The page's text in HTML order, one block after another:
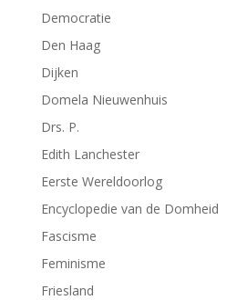
Democratie
Den Haag
Dijken
Domela Nieuwenhuis
Drs. P.
Edith Lanchester
Eerste Wereldoorlog
Encyclopedie van de Domheid
Fascisme
Feminisme
Friesland